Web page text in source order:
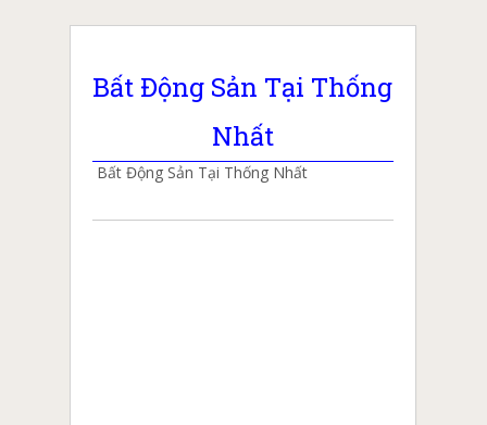
Bất Động Sản Tại Thống
Nhất
Bất Động Sản Tại Thống Nhất